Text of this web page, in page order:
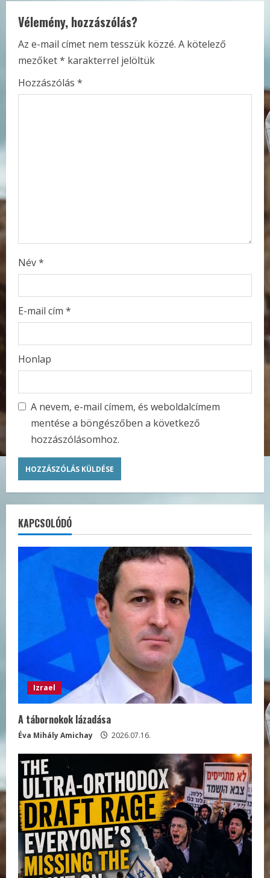
n
u
e
R
g
Vélemény, hozzászólás?
Az e-mail címet nem tesszük közzé. A kötelező
mezőket* karakterrel jelöltük
Hozzászólás *
Név*
E-mail cím *
Honlap
A nevem, e-mail címem, és weboldalcímem
mentése a böngészőben a következő
hozzászólásomhoz.
KAPCSOLÓDÓ
Izrael
A tábornokok lázadása
Éva Mihály Amichay 2026.07.16.